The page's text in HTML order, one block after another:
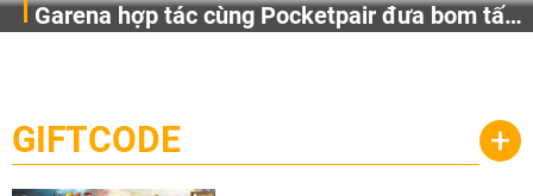
Garena hợp tác cùng Pocketpair đưa bom tấn
cầu, theo giấy phép chính thức từ công ty game Nhật Bản
Pocketpair, Inc.
GIFTCODE +